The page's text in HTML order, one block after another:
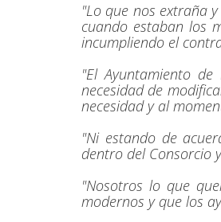
"Lo que nos extraña
cuando estaban los
incumpliendo el
"El Ayuntamiento
necesidad de
necesidad y al
"Ni estando de
dentro del Consorcio
"Nosotros lo que
modernos y que los